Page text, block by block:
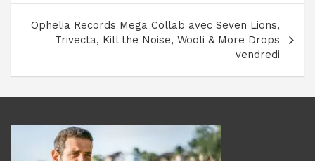
Ophelia Records Mega Collab avec Seven Lions,
Trivecta, Kill the Noise, Wooli & More Drops
vendredi